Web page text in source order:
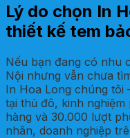
Lý do chọn In
thiết kế tem
Nếu bạn đang có nhu
Nội nhưng vẫn chưa
In Hoa Long chúng tôi
tại thủ đô, kinh
hàng và 30.000 lượt
nhân, doanh nghiệp